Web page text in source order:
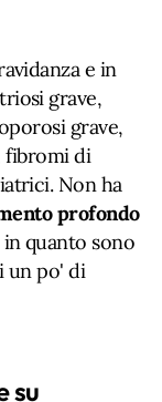
e in
grave,
grave,
fibromi di
Non ha
profondo
quanto sono
un po' di
su